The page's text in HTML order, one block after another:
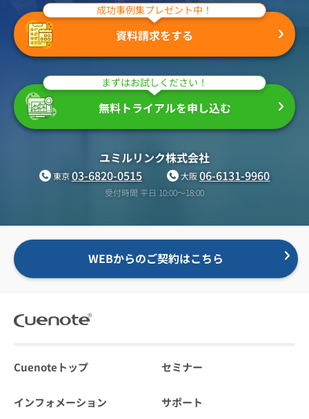
成功事例集プレゼント中！
資料請求をする
まずはお試しください！
無料トライアルを申し込む
ユミルリンク株式会社
東京03-6820-0515 大阪06-6131-9960
受付時間 平日 10:00〜18:00
WEBからのご契約はこちら
Cuenoteトップ セミナー
インフォメーション サポート